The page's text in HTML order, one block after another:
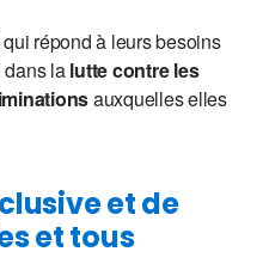
répond à leurs besoins
dans lalutte contre les
auxquelles elles
et de
et tous